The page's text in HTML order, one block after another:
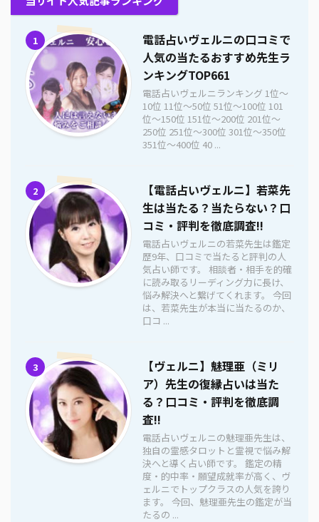
1
電話占いヴェルニの口コミで
人気の当たるおすすめ先生ラ
ンキングTOP661
電話占いヴェルニランキング 1位〜
10位 11位〜50位 51位〜100位 101
位〜150位 151位〜200位 201位〜
250位 251位〜300位 301位〜350位
351位〜400位 40 ...
2
【電話占いヴェルニ】若菜先
生は当たる？当たらない？口
コミ・評判を徹底調査!!
電話占いヴェルニの若菜先生は鑑定
歴9年、口コミで当たると評判の人
気占い師です。 相談者・相手を的確
に読み取るリーディング力に長け、
悩み解決へと繋げてくれます。 今回
は、若菜先生が本当に当たるのか、
口コ ...
3
【ヴェルニ】魅理亜（ミリ
ア）先生の復縁占いは当た
る？口コミ・評判を徹底調
査!!
電話占いヴェルニの魅理亜先生は、
独自の霊感タロットと霊視で悩み解
決へと導く占い師です。 鑑定の精
度・的中率・願望成就率が高く、ヴ
ェルニでトップクラスの人気を誇り
ます。 今回、魅理亜先生の鑑定が当
たるの ...